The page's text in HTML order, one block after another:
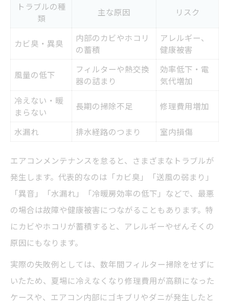
トラブルの種
類
主な原因 リスク
カビ臭・異臭
内部のカビやホコリ
の蓄積
アレルギー、
健康被害
風量の低下
フィルターや熱交換
器の詰まり
効率低下・電
気代増加
冷えない・暖
まらない
長期の掃除不足 修理費用増加
水漏れ 排水経路のつまり 室内損傷
エアコンメンテナンスを怠ると、さまざまなトラブルが
発生します。代表的なのは「カビ臭」「送風の弱まり」
「異音」「水漏れ」「冷暖房効率の低下」などで、最悪
の場合は故障や健康被害につながることもあります。特
にカビやホコリが蓄積すると、アレルギーやぜんそくの
原因にもなります。
実際の失敗例としては、数年間フィルター掃除をせずに
いたため、夏場に冷えなくなり修理費用が高額になった
ケースや、エアコン内部にゴキブリやダニが発生したと